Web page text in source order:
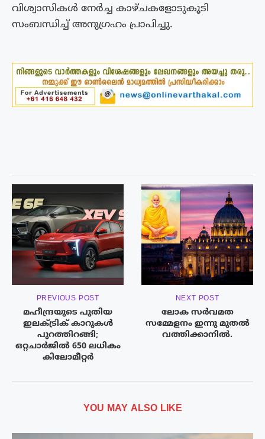
വിശ്വാസികൾ നേര്‍ച്ച കാഴ്ചകളോടുകൂടി
സംബന്ധിച്ച് അനുഗ്രഹം പ്രാപിച്ചു.
PREVIOUS POST
മഹീന്ദ്രയുടെ പുതിയ
ഇലക്ട്രിക് കാറുകൾ
പുറത്തിറങ്ങി;
ഒറ്റചാർജിൽ 650 ലധികം
കിലോമീറ്റർ
NEXT POST
ലോക സർവമത
സമ്മേളനം ഇന്നു മുതൽ
വത്തിക്കാനിൽ.
YOU MAY ALSO LIKE